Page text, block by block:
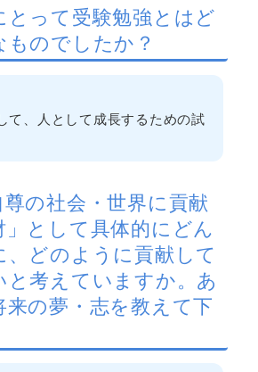
とって受験勉強とはど
のでしたか？
て、人として成長するための試
尊の社会・世界に貢献
として具体的にどん
、どのように貢献して
と考えていますか。あ
来の夢・志を教えて下